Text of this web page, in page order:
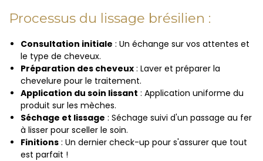
Processus du lissage brésilien :
Consultation initiale : Un échange sur vos attentes et
le type de cheveux.
Préparation des cheveux : Laver et préparer la
chevelure pour le traitement.
Application du soin lissant : Application uniforme du
produit sur les mèches.
Séchage et lissage : Séchage suivi d'un passage au fer
à lisser pour sceller le soin.
Finitions : Un dernier check-up pour s'assurer que tout
est parfait !